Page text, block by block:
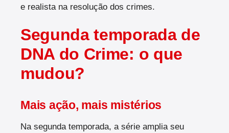
e realista na resolução dos crimes.
Segunda temporada de
DNA do Crime: o que
mudou?
Mais ação, mais mistérios
Na segunda temporada, a série amplia seu